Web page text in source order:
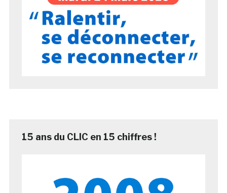
15 ans du CLIC en 15 chiffres !